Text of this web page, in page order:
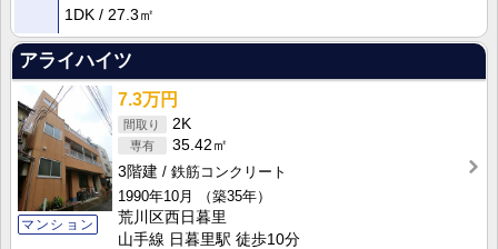
1DK
27.3㎡
アライハイツ
マンション
7.3万円
2K
35.42㎡
3階建
鉄筋コンクリート
1990年10月
（築35年）
荒川区西日暮里
山手線 日暮里駅 徒歩10分